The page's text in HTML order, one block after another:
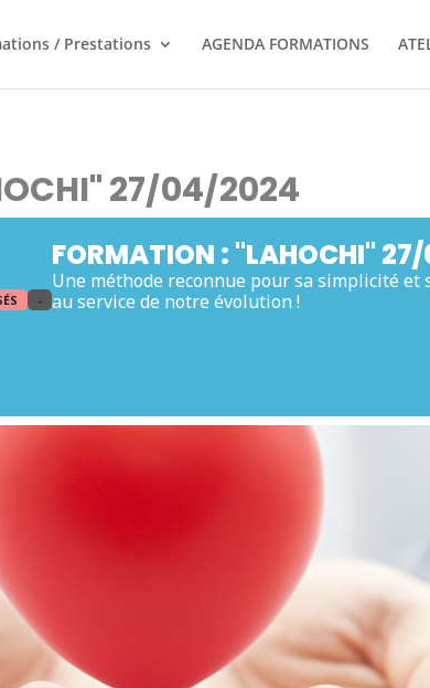
/ Prestations AGENDA FORMATIONS
27/04/2024
-
FORMATION : "LAHOCHI"
Une méthode reconnue pour sa simplicité et
au service de notre évolution !